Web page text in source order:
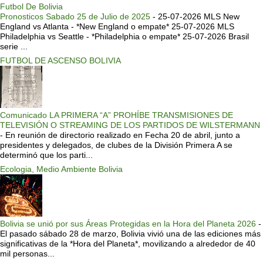
Futbol De Bolivia
Pronosticos Sabado 25 de Julio de 2025 - 25-07-2026 MLS New
England vs Atlanta - *New England o empate* 25-07-2026 MLS
Philadelphia vs Seattle - *Philadelphia o empate* 25-07-2026 Brasil
serie ...
FUTBOL DE ASCENSO BOLIVIA
Comunicado LA PRIMERA “A” PROHÍBE TRANSMISIONES DE
TELEVISIÓN O STREAMING DE LOS PARTIDOS DE WILSTERMANN
- En reunión de directorio realizado en Fecha 20 de abril, junto a
presidentes y delegados, de clubes de la División Primera A se
determinó que los parti...
Ecologia, Medio Ambiente Bolivia
Bolivia se unió por sus Áreas Protegidas en la Hora del Planeta 2026 -
El pasado sábado 28 de marzo, Bolivia vivió una de las ediciones más
significativas de la *Hora del Planeta*, movilizando a alrededor de 40
mil personas...